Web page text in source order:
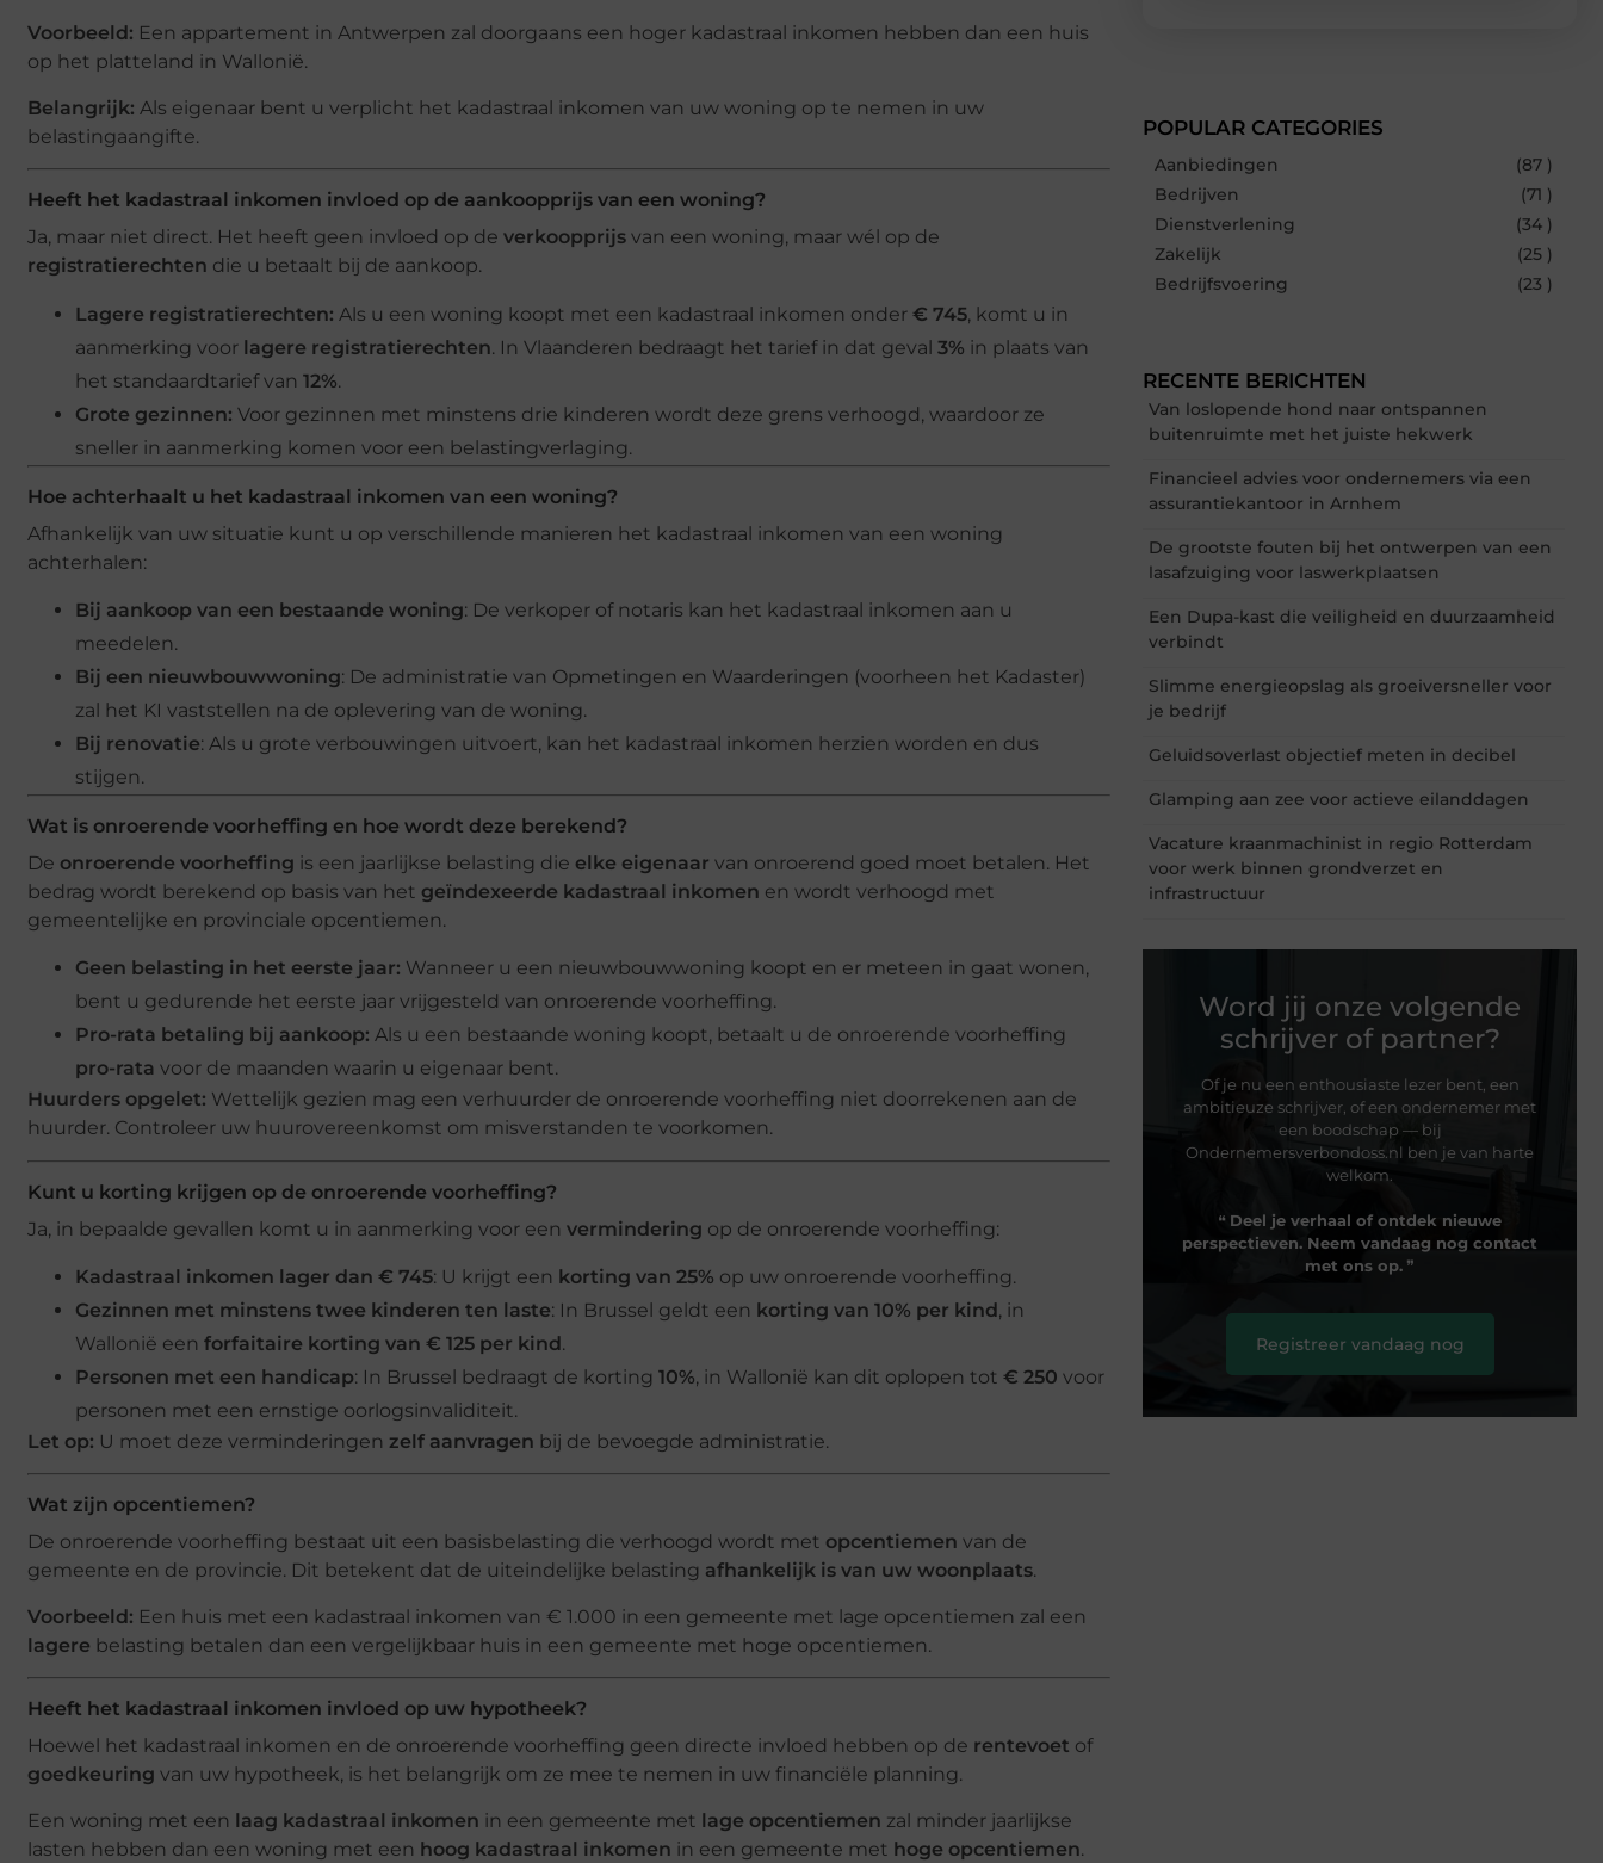
Voorbeeld: Een appartement in Antwerpen zal doorgaans een hoger kadastraal inkomen hebben dan een huis
op het platteland in Wallonië.
Belangrijk: Als eigenaar bent u verplicht het kadastraal inkomen van uw woning op te nemen in uw
belastingaangifte.
Heeft het kadastraal inkomen invloed op de aankoopprijs van een woning?
Ja, maar niet direct. Het heeft geen invloed op de verkoopprijs van een woning, maar wél op de
registratierechten die u betaalt bij de aankoop.
Lagere registratierechten: Als u een woning koopt met een kadastraal inkomen onder € 745, komt u in
aanmerking voor lagere registratierechten. In Vlaanderen bedraagt het tarief in dat geval 3% in plaats van
het standaardtarief van 12%.
Grote gezinnen: Voor gezinnen met minstens drie kinderen wordt deze grens verhoogd, waardoor ze
sneller in aanmerking komen voor een belastingverlaging.
Hoe achterhaalt u het kadastraal inkomen van een woning?
Afhankelijk van uw situatie kunt u op verschillende manieren het kadastraal inkomen van een woning
achterhalen:
Bij aankoop van een bestaande woning: De verkoper of notaris kan het kadastraal inkomen aan u
meedelen.
Bij een nieuwbouwwoning: De administratie van Opmetingen en Waarderingen (voorheen het Kadaster)
zal het KI vaststellen na de oplevering van de woning.
Bij renovatie: Als u grote verbouwingen uitvoert, kan het kadastraal inkomen herzien worden en dus
stijgen.
Wat is onroerende voorheffing en hoe wordt deze berekend?
De onroerende voorheffing is een jaarlijkse belasting die elke eigenaar van onroerend goed moet betalen. Het
bedrag wordt berekend op basis van het geïndexeerde kadastraal inkomen en wordt verhoogd met
gemeentelijke en provinciale opcentiemen.
Geen belasting in het eerste jaar: Wanneer u een nieuwbouwwoning koopt en er meteen in gaat wonen,
bent u gedurende het eerste jaar vrijgesteld van onroerende voorheffing.
Pro-rata betaling bij aankoop: Als u een bestaande woning koopt, betaalt u de onroerende voorheffing
pro-rata voor de maanden waarin u eigenaar bent.
Huurders opgelet: Wettelijk gezien mag een verhuurder de onroerende voorheffing niet doorrekenen aan de
huurder. Controleer uw huurovereenkomst om misverstanden te voorkomen.
Kunt u korting krijgen op de onroerende voorheffing?
Ja, in bepaalde gevallen komt u in aanmerking voor een vermindering op de onroerende voorheffing:
Kadastraal inkomen lager dan € 745: U krijgt een korting van 25% op uw onroerende voorheffing.
Gezinnen met minstens twee kinderen ten laste: In Brussel geldt een korting van 10% per kind, in
Wallonië een forfaitaire korting van € 125 per kind.
Personen met een handicap: In Brussel bedraagt de korting 10%, in Wallonië kan dit oplopen tot € 250 voor
personen met een ernstige oorlogsinvaliditeit.
Let op: U moet deze verminderingen zelf aanvragen bij de bevoegde administratie.
Wat zijn opcentiemen?
De onroerende voorheffing bestaat uit een basisbelasting die verhoogd wordt met opcentiemen van de
gemeente en de provincie. Dit betekent dat de uiteindelijke belasting afhankelijk is van uw woonplaats.
Voorbeeld: Een huis met een kadastraal inkomen van € 1.000 in een gemeente met lage opcentiemen zal een
lagere belasting betalen dan een vergelijkbaar huis in een gemeente met hoge opcentiemen.
Heeft het kadastraal inkomen invloed op uw hypotheek?
Hoewel het kadastraal inkomen en de onroerende voorheffing geen directe invloed hebben op de rentevoet of
goedkeuring van uw hypotheek, is het belangrijk om ze mee te nemen in uw financiële planning.
Een woning met een laag kadastraal inkomen in een gemeente met lage opcentiemen zal minder jaarlijkse
lasten hebben dan een woning met een hoog kadastraal inkomen in een gemeente met hoge opcentiemen.
POPULAR CATEGORIES
Aanbiedingen
(87 )
Bedrijven
(71 )
Dienstverlening
(34 )
Zakelijk
(25 )
Bedrijfsvoering
(23 )
RECENTE BERICHTEN
Van loslopende hond naar ontspannen
buitenruimte met het juiste hekwerk
Financieel advies voor ondernemers via een
assurantiekantoor in Arnhem
De grootste fouten bij het ontwerpen van een
lasafzuiging voor laswerkplaatsen
Een Dupa-kast die veiligheid en duurzaamheid
verbindt
Slimme energieopslag als groeiversneller voor
je bedrijf
Geluidsoverlast objectief meten in decibel
Glamping aan zee voor actieve eilanddagen
Vacature kraanmachinist in regio Rotterdam
voor werk binnen grondverzet en
infrastructuur
Word jij onze volgende
schrijver of partner?
Of je nu een enthousiaste lezer bent, een
ambitieuze schrijver, of een ondernemer met
een boodschap — bij
Ondernemersverbondoss.nl ben je van harte
welkom.
❝ Deel je verhaal of ontdek nieuwe
perspectieven. Neem vandaag nog contact
met ons op. ❞
Registreer vandaag nog